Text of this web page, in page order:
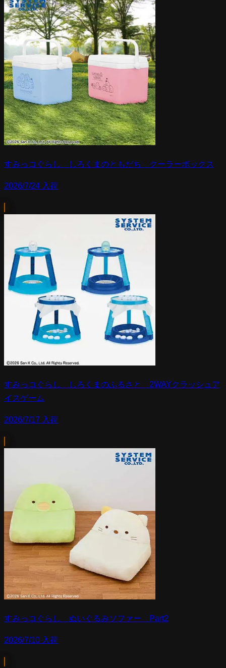
すみっコぐらし しろくまのともだち クーラーボックス
2026/7/24 入荷
すみっコぐらし しろくまのふるさと 2WAYクラッシュア
イスゲーム
2026/7/17 入荷
すみっコぐらし ぬいぐるみソファー Part2
2026/7/10 入荷